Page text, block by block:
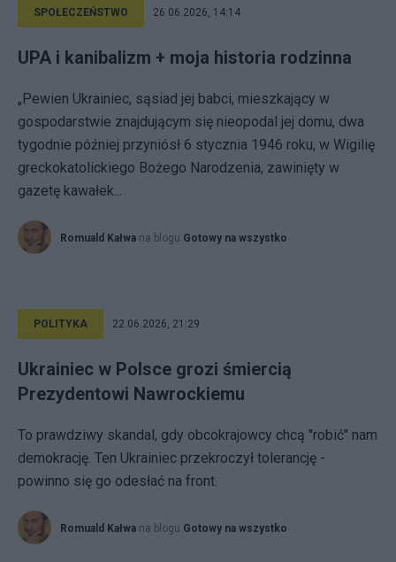
SPOŁECZEŃSTWO 26.06.2026, 14:14
UPA i kanibalizm + moja historia rodzinna
„Pewien Ukrainiec, sąsiad jej babci, mieszkający w
gospodarstwie znajdującym się nieopodal jej domu, dwa
tygodnie później przyniósł 6 stycznia 1946 roku, w Wigilię
greckokatolickiego Bożego Narodzenia, zawinięty w
gazetę kawałek...
Romuald Kałwa na blogu Gotowy na wszystko
POLITYKA 22.06.2026, 21:29
Ukrainiec w Polsce grozi śmiercią
Prezydentowi Nawrockiemu
To prawdziwy skandal, gdy obcokrajowcy chcą "robić" nam
demokrację. Ten Ukrainiec przekroczył tolerancję -
powinno się go odesłać na front.
Romuald Kałwa na blogu Gotowy na wszystko